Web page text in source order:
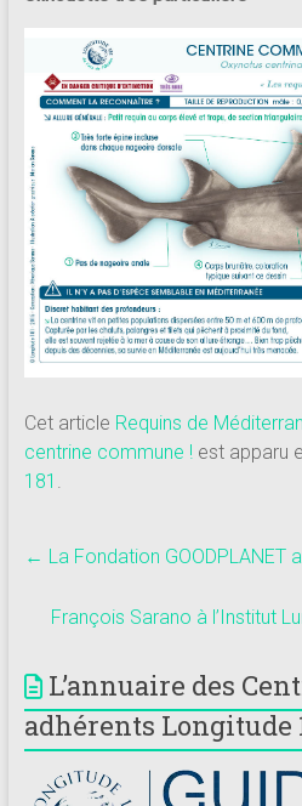
Cet article Requins de
centrine commune !est apparu
181 .
← La Fondation GOODPLANET
François Sarano à l’Institut
L’annuaire des
adhérents Longitude